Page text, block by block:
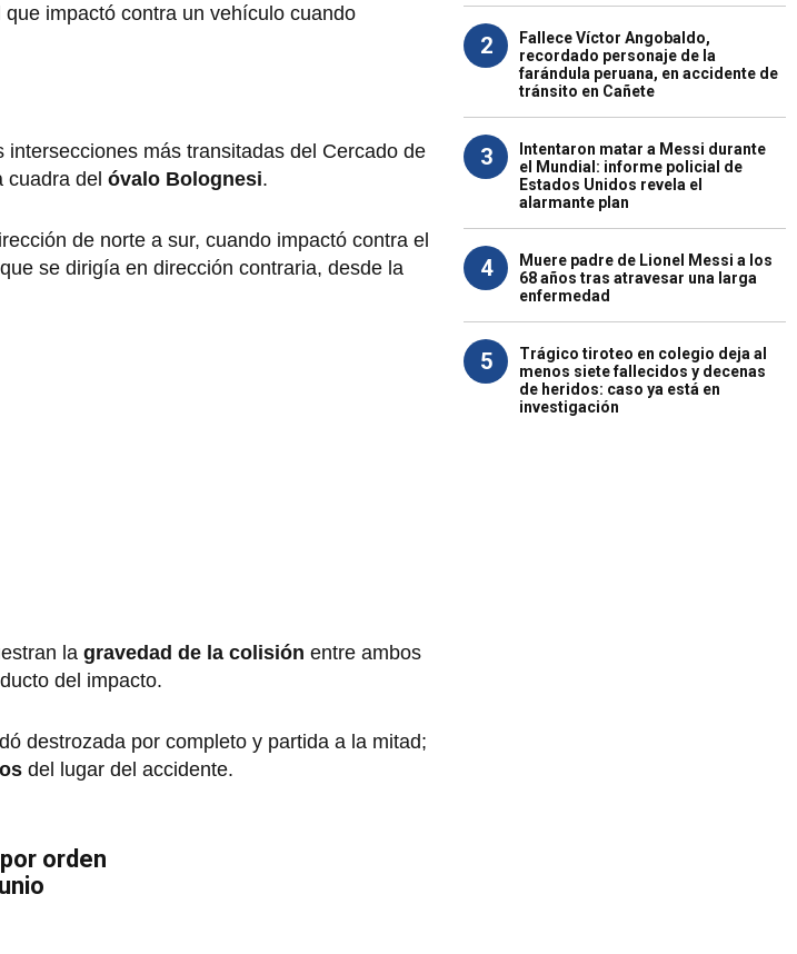
impactó contra un vehículo cuando
más transitadas del Cercado de
cuadra del óvalo Bolognesi.
de norte a sur, cuando impactó contra el
se dirigía en dirección contraria, desde la
la gravedad de la colisión entre ambos
del impacto.
destrozada por completo y partida a la mitad;
del lugar del accidente.
orden
2
Fallece Víctor Angobaldo,
recordado personaje de la
farándula peruana, en accidente de
tránsito en Cañete
3
Intentaron matar a Messi durante
el Mundial: informe policial de
Estados Unidos revela el
alarmante plan
4
Muere padre de Lionel Messi a los
68 años tras atravesar una larga
enfermedad
5
Trágico tiroteo en colegio deja al
menos siete fallecidos y decenas
de heridos: caso ya está en
investigación